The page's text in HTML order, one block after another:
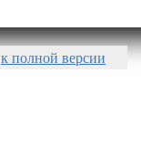
к полной версии